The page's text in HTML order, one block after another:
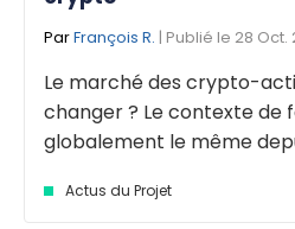
ParFrançois R. | Publié le 28 Oct.
Le marché des crypto-
changer ? Le contexte de
globalement le même
Actus du Projet